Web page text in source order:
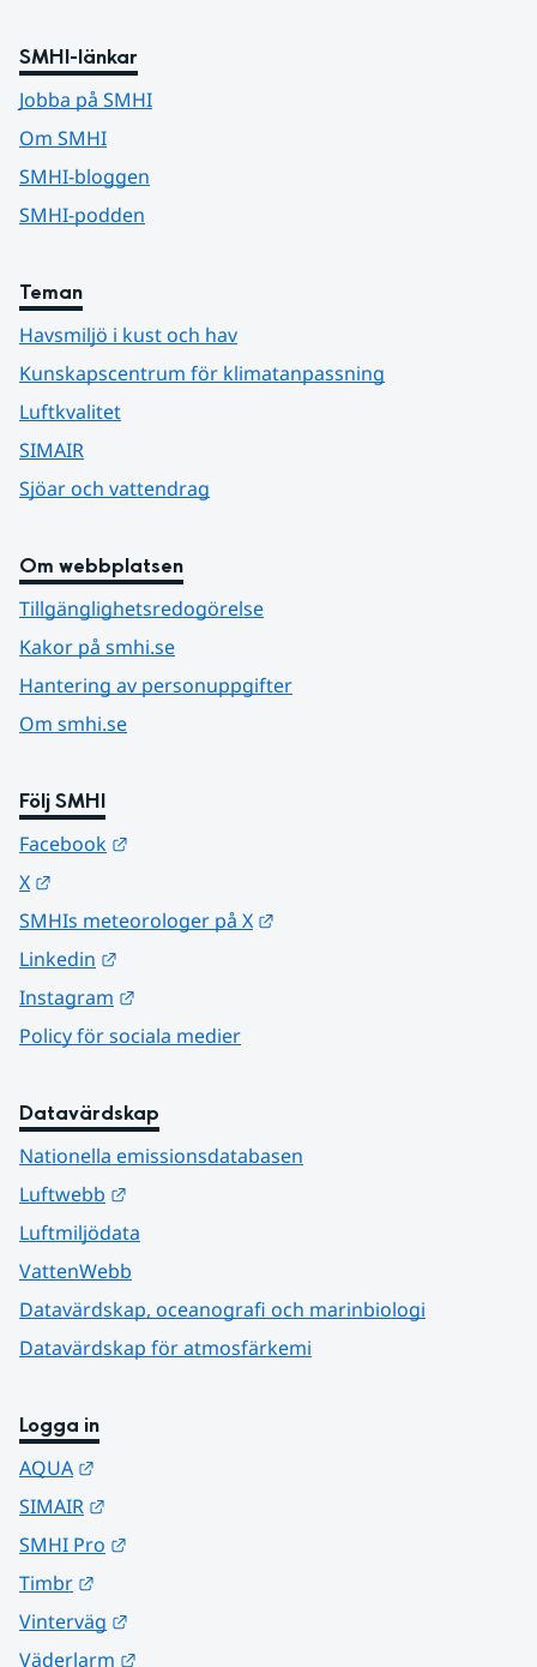
SMHI-länkar
Jobba på SMHI
Om SMHI
SMHI-bloggen
SMHI-podden
Teman
Havsmiljö i kust och hav
Kunskapscentrum för klimatanpassning
Luftkvalitet
SIMAIR
Sjöar och vattendrag
Om webbplatsen
Tillgänglighetsredogörelse
Kakor på smhi.se
Hantering av personuppgifter
Om smhi.se
Följ SMHI
Facebook
X
SMHIs meteorologer på X
Linkedin
Instagram
Policy för sociala medier
Datavärdskap
Nationella emissionsdatabasen
Luftwebb
Luftmiljödata
VattenWebb
Datavärdskap, oceanografi och marinbiologi
Datavärdskap för atmosfärkemi
Logga in
AQUA
SIMAIR
SMHI Pro
Timbr
Vinterväg
Väderlarm